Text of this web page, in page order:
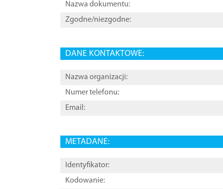
Nazwa dokumentu:
Zgodne/niezgodne:
DANE KONTAKTOWE:
Nazwa organizacji:
Numer telefonu:
Email:
METADANE:
Identyfikator:
Kodowanie: